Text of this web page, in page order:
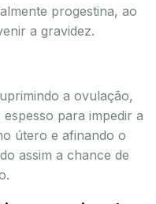
progestina, ao
a gravidez.
a ovulação,
para impedir a
útero e afinando o
assim a chance de